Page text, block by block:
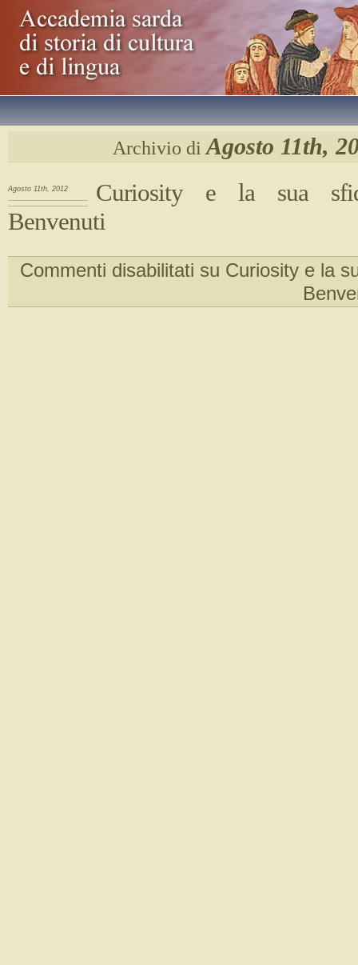
Archivio diAgosto 11th,
Agosto 11th, 2012
Curiosity e la sua
Benvenuti
Commenti disabilitati su Curiosity e la